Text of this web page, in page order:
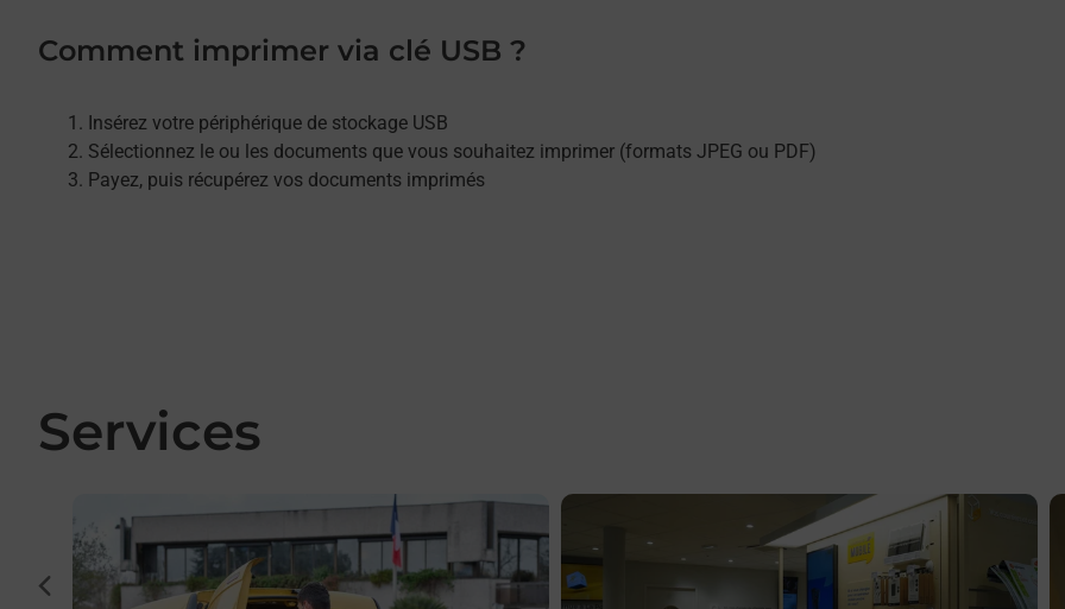
Comment imprimer via clé USB ?
Insérez votre périphérique de stockage USB
Sélectionnez le ou les documents que vous souhaitez imprimer (formats JPEG ou PDF)
Payez, puis récupérez vos documents imprimés
Services
En savoir plus